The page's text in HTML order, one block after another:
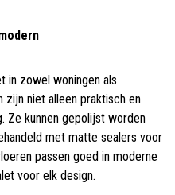
in zowel woningen als
niet alleen praktisch en
Ze kunnen gepolijst worden
met matte sealers voor
passen goed in moderne
voor elk design.